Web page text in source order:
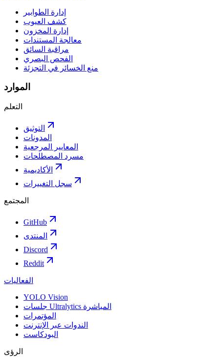
إدارة الطوابير
كشف العيوب
إدارة المخزون
معالجة المستندات
مراقبة السائق
الفحص البصري
منع الخسائر في التجزئة
الموارد
التعلم
التوثيق
المدونات
المعايير المرجعية
مسرد المصطلحات
الأكاديمية
سجل التغييرات
المجتمع
GitHub
المنتدى
Discord
Reddit
الفعاليات
YOLO Vision
جلسات Ultralytics المباشرة
المؤتمرات
الندوات عبر الإنترنت
البودكاست
الرؤى